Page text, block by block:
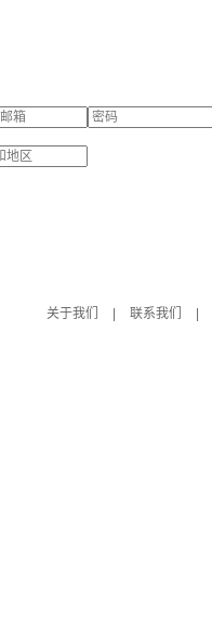
关于我们
联系我们